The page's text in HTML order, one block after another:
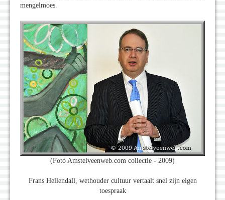
mengelmoes.
(Foto Amstelveenweb.com collectie - 2009)
Frans Hellendall, wethouder cultuur vertaalt snel zijn eigen
toespraak